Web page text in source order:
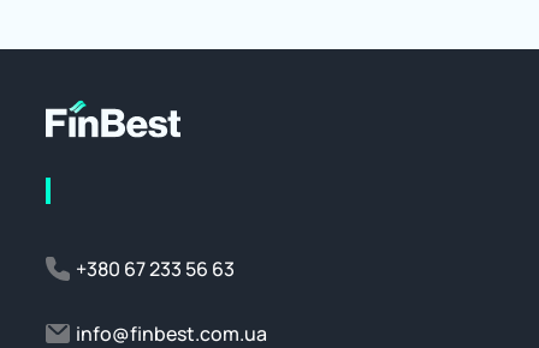
+380 67 233 56 63
info@finbest.com.ua